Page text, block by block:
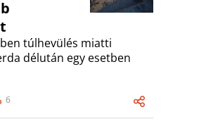
túlhevülés miatti
délután egy esetben
6